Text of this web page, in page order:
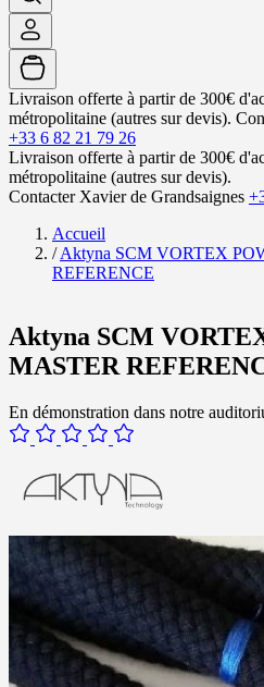
Livraison offerte à partir de 300€
métropolitaine (autres sur devis).
+33 6 82 21 79 26
Livraison offerte à partir de 300€
métropolitaine (autres sur devis).
Contacter Xavier de Grandsaignes
Accueil
/ Aktyna SCM VORTEX
REFERENCE
Aktyna SCM
MASTER
En démonstration dans notre